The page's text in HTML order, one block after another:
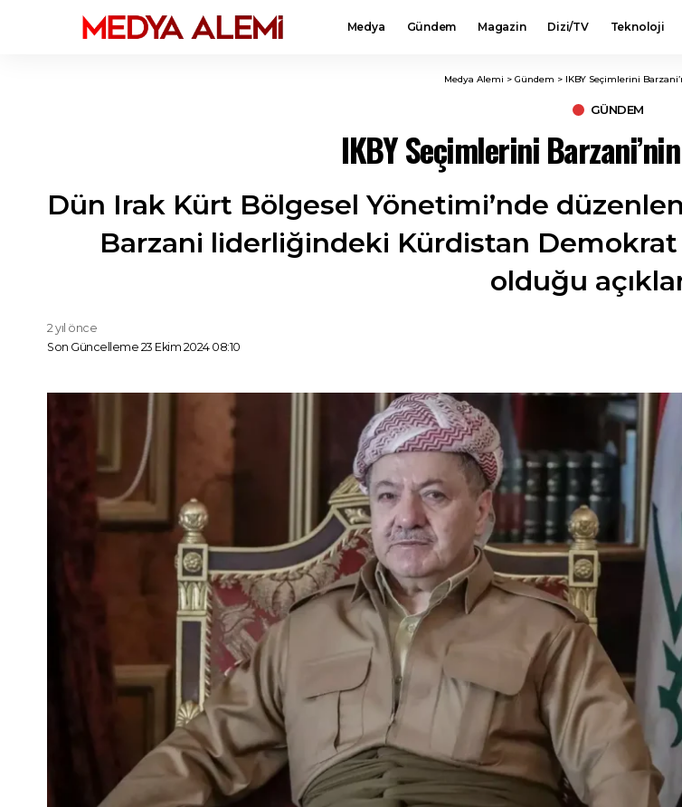
Medya Gündem Magazin Dizi/TV Teknoloji
Medya Alemi > Gündem > IKBY Seçimlerini
GÜNDEM
IKBY Seçimlerini
Dün Irak Kürt Bölgesel Yönetimi’nde
Barzani liderliğindeki Kürdistan
olduğu
Son Güncelleme 23 Ekim 2024 08:10
2 yıl önce